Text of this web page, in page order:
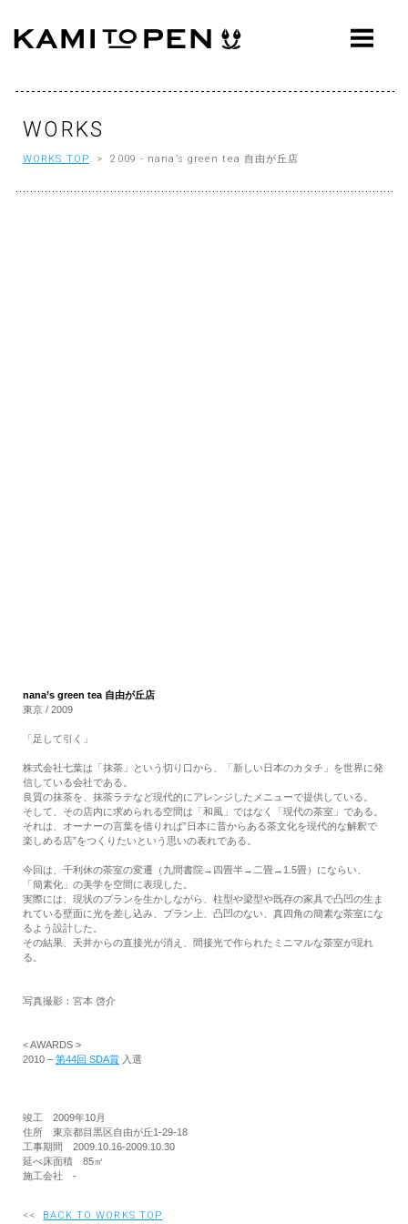
ABOUT
AWARDS
WORKS
WORKS TOP > 2009 - nana’s green tea 自由が丘店
nana’s green tea 自由が丘店
東京 / 2009
「足して引く」
株式会社七葉は「抹茶」という切り口から、「新しい日本のカタチ」を世界に発
信している会社である。
良質の抹茶を、抹茶ラテなど現代的にアレンジしたメニューで提供している。
そして、その店内に求められる空間は「和風」ではなく「現代の茶室」である。
それは、オーナーの言葉を借りれば”日本に昔からある茶文化を現代的な解釈で
楽しめる店”をつくりたいという思いの表れである。
今回は、千利休の茶室の変遷（九間書院→四畳半→二畳→1.5畳）にならい、
「簡素化」の美学を空間に表現した。
実際には、現状のプランを生かしながら、柱型や梁型や既存の家具で凸凹の生ま
れている壁面に光を差し込み、プラン上、凸凹のない、真四角の簡素な茶室にな
るよう設計した。
その結果、天井からの直接光が消え、間接光で作られたミニマルな茶室が現れ
る。
写真撮影：宮本 啓介
< AWARDS >
2010 – 第44回 SDA賞 入選
竣工 2009年10月
住所 東京都目黒区自由が丘1-29-18
工事期間 2009.10.16-2009.10.30
延べ床面積 85㎡
施工会社 -
<< BACK TO WORKS TOP